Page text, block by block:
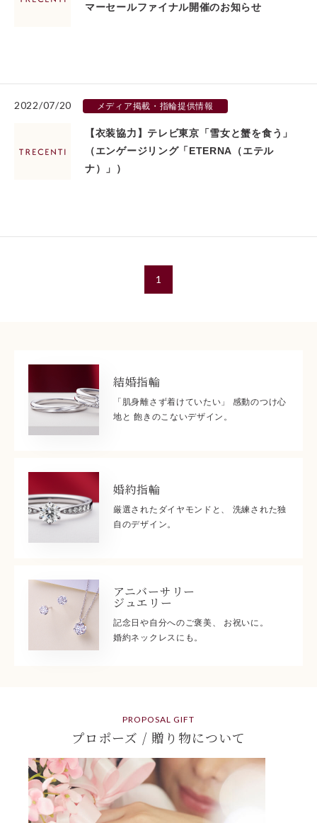
マーセールファイナル開催のお知らせ
2022/07/20 メディア掲載・指輪提供情報
【衣装協力】テレビ東京「雪女と蟹を食う」
（エンゲージリング「ETERNA（エテル
ナ）」）
1
結婚指輪
「肌身離さず着けていたい」 感動のつけ心
地と 飽きのこないデザイン。
婚約指輪
厳選されたダイヤモンドと、 洗練された独
自のデザイン。
アニバーサリー
ジュエリー
記念日や自分へのご褒美、 お祝いに。
婚約ネックレスにも。
PROPOSAL GIFT
プロポーズ / 贈り物について